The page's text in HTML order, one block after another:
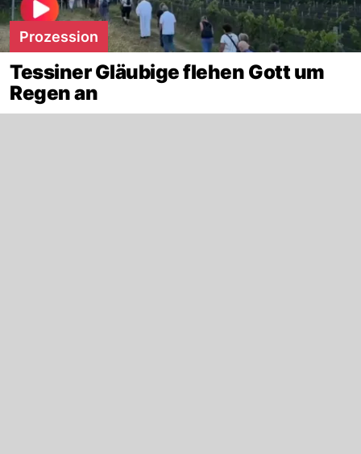
Prozession
Tessiner Gläubige flehen Gott um
Regen an